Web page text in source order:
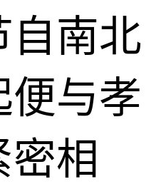
自南北
便与孝
相